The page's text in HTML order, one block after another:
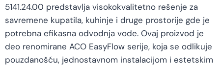
5141.24.00 predstavlja visokokvalitetno rešenje za
savremene kupatila, kuhinje i druge prostorije gde je
potrebna efikasna odvodnja vode. Ovaj proizvod je
deo renomirane ACO EasyFlow serije, koja se odlikuje
pouzdanošću, jednostavnom instalacijom i estetskim